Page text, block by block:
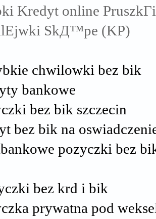
Kredyt online
SkД™pe (KP)
chwilowki bez bik
bankowe
bez bik szczecin
bez bik na
pozyczki bez
bez krd i bik
prywatna pod